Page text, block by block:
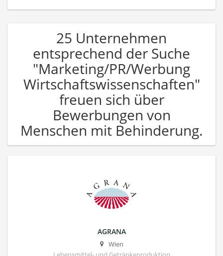
25 Unternehmen
entsprechend der Suche
"Marketing/PR/Werbung
Wirtschaftswissenschaften"
freuen sich über
Bewerbungen von
Menschen mit Behinderung.
AGRANA
Wien